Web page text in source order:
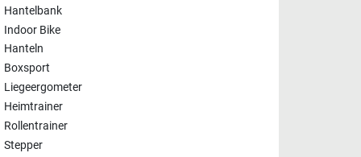
Hantelbank
Indoor Bike
Hanteln
Boxsport
Liegeergometer
Heimtrainer
Rollentrainer
Stepper